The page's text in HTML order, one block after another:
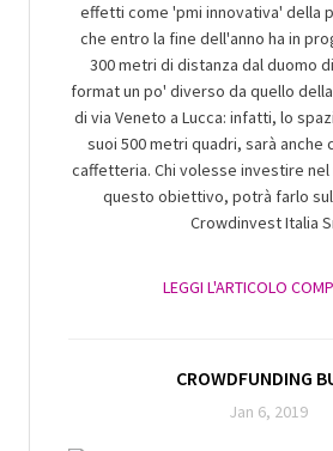
effetti come 'pmi innovativa' della
che entro la fine dell'anno ha in
300 metri di distanza dal duomo
format un po' diverso da quello
di via Veneto a Lucca: infatti, lo
suoi 500 metri quadri, sarà
caffetteria. Chi volesse investire
questo obiettivo, potrà farlo
Crowdinvest Italia
LEGGI L'ARTICOLO
CROWDFUNDING
Jan 6, 2019